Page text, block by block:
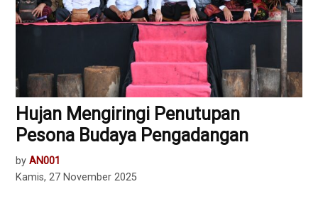
Hujan Mengiringi Penutupan
Pesona Budaya Pengadangan
by AN001
Kamis, 27 November 2025